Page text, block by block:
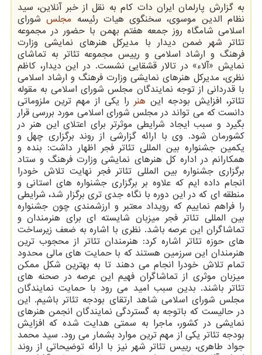
به گزارش پارلمان ایران دات کام به نقل از خبر آنلاین، سید
نظام الدین موسوی، سخنگوی هیات رئیسه مجلسشورای
اسلامی شامگاه روز جمعه هفتم بهمن با حضور در مجموعه
تئاتر شهر ضمن دیدار با مدیرکل هنرهای نمایشی وزارت
فرهنگ و ارشاد اسلامی و رییس مجموعه تئاتر به تماشای
نمایش «آلاء» در تالار قشقایی نشست. در این دیدار، کاظم
نظری، مدیرکل هنرهای نمایشی وزارت فرهنگ و ارشاد اسلامی
با قدردانی از توجه نمایندگان مجلس شورای اسلامی به مقوله
تئاتر، افزایش بودجه این هنر را یکی از مهم ترین ملزوماتی
دانست که می تواند در مجلس شورای اسلامی مورد بررسی قرار
بگیرد و سبب ایجاد شرایطی موثرتر برای اعتلای این هنر در
کشورمان شود. وی با ارائه گزارشی از روند برگزاری چهل و
یکمین جشنواره بین المللی تئاتر فجر اظهار داشت: بنده و
همکارانم در اداره کل هنرهای نمایشی وزارت فرهنگ و ستاد
برگزاری جشنواره بین المللی تئاتر فجر نهایت تلاش خودرا
انجام داده ایم که علاوه بر برگزاری جشنواره های استانی و
منطقه ای که در این دوره با نگاه جدی تری برگزار شد، شرایطی
را فراهم نماییم که رویداد معتبر و ارزشمندی چون جشنواره
بین المللی تئاتر فجر میزبان شایسته ای برای هنرمندان و
تماشاگران این عرصه باشد. نظری با اشاره به ضعف زیرساخت
های حوزه تئاتر اشاره کرد: هنرمندان تئاتر از محجوب ترین
هنرمندان این سرزمین هستند که با حمایت های مالی محدود
تمام تلاش خودرا انجام می دهند تا به بهترین شکل ممکن
میزبان موثری از تماشاگران فهیم این عرصه در صحنه های
تئاتر باشند. بدین سبب امید می رود با حمایت نمایندگان
مجلس شورای اسلامی شاهد ارتقای بودجه تئاتر باشیم. این
در حالیست که باتوجه به گستردگی نمایندگان انجمن هنرهای
نمایشی در کشور، ماجرا به سمتی هدایت شده که افزایش
بودجه تئاتر یکی از مهم ترین موارد بشمار می رود. سید محمد
جواد طاهری، رییس تئاتر شهر نیز با ارائه توضیحاتی از روند